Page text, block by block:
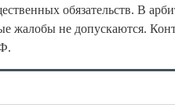
обязательств. В
жалобы не допускаются.